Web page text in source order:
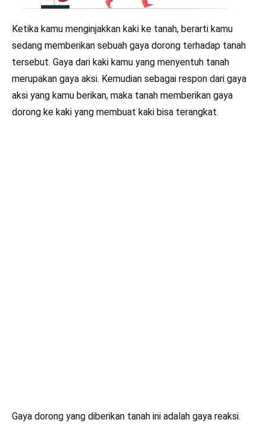
Ketika kamu menginjakkan kaki ke tanah, berarti kamu
sedang memberikan sebuah gaya dorong terhadap tanah
tersebut. Gaya dari kaki kamu yang menyentuh tanah
merupakan gaya aksi. Kemudian sebagai respon dari gaya
aksi yang kamu berikan, maka tanah memberikan gaya
dorong ke kaki yang membuat kaki bisa terangkat.
Gaya dorong yang diberikan tanah ini adalah gaya reaksi.